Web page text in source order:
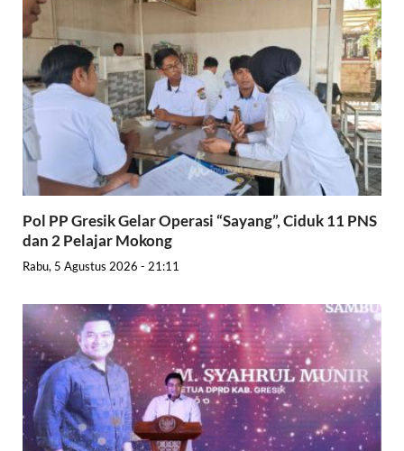
Pol PP Gresik Gelar Operasi “Sayang”, Ciduk 11 PNS
dan 2 Pelajar Mokong
Rabu, 5 Agustus 2026 - 21:11